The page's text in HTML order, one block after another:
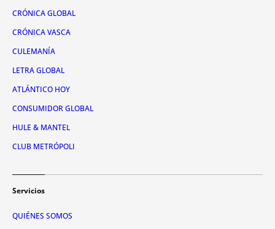
CRÓNICA GLOBAL
CRÓNICA VASCA
CULEMANÍA
LETRA GLOBAL
ATLÁNTICO HOY
CONSUMIDOR GLOBAL
HULE & MANTEL
CLUB METRÓPOLI
Servicios
QUIÉNES SOMOS